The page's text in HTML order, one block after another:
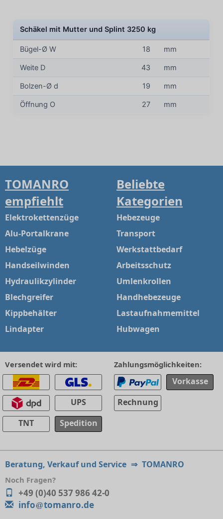
Schäkel mit Mutter und Splint 3250 kg
Bügel-Ø W 18 mm
Weite D 43 mm
Bolzen-Ø d 19 mm
Öffnung O 27 mm
TOMANRO
empfiehlt
Elektrokettenzüge
Alu-Portalkrane
Hebelzüge
Handseilwinden
Hydraulikzylinder
Blechgreifer
Kippbehälter
Lindapter
Beliebte
Kategorien
Hebezeuge
Transport
Werkstattbedarf
Arbeitsschutz
Umlenkrollen
Handhebezeuge
Lastaufnahmemittel
Hubwagen
Versendet wird mit:
UPS
TNT
Spedition
Zahlungsmöglichkeiten:
Vorkasse
Rechnung
Beratung, Verkauf und Service ⇒ TOMANRO
Noch Fragen?
+49 (0)40 537 986 42-0
info
tomanro.de